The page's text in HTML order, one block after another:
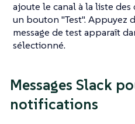
ajoute le canal à la liste
un bouton "Test". Appuyez
message de test apparaît
sélectionné.
Messages Slack
notifications